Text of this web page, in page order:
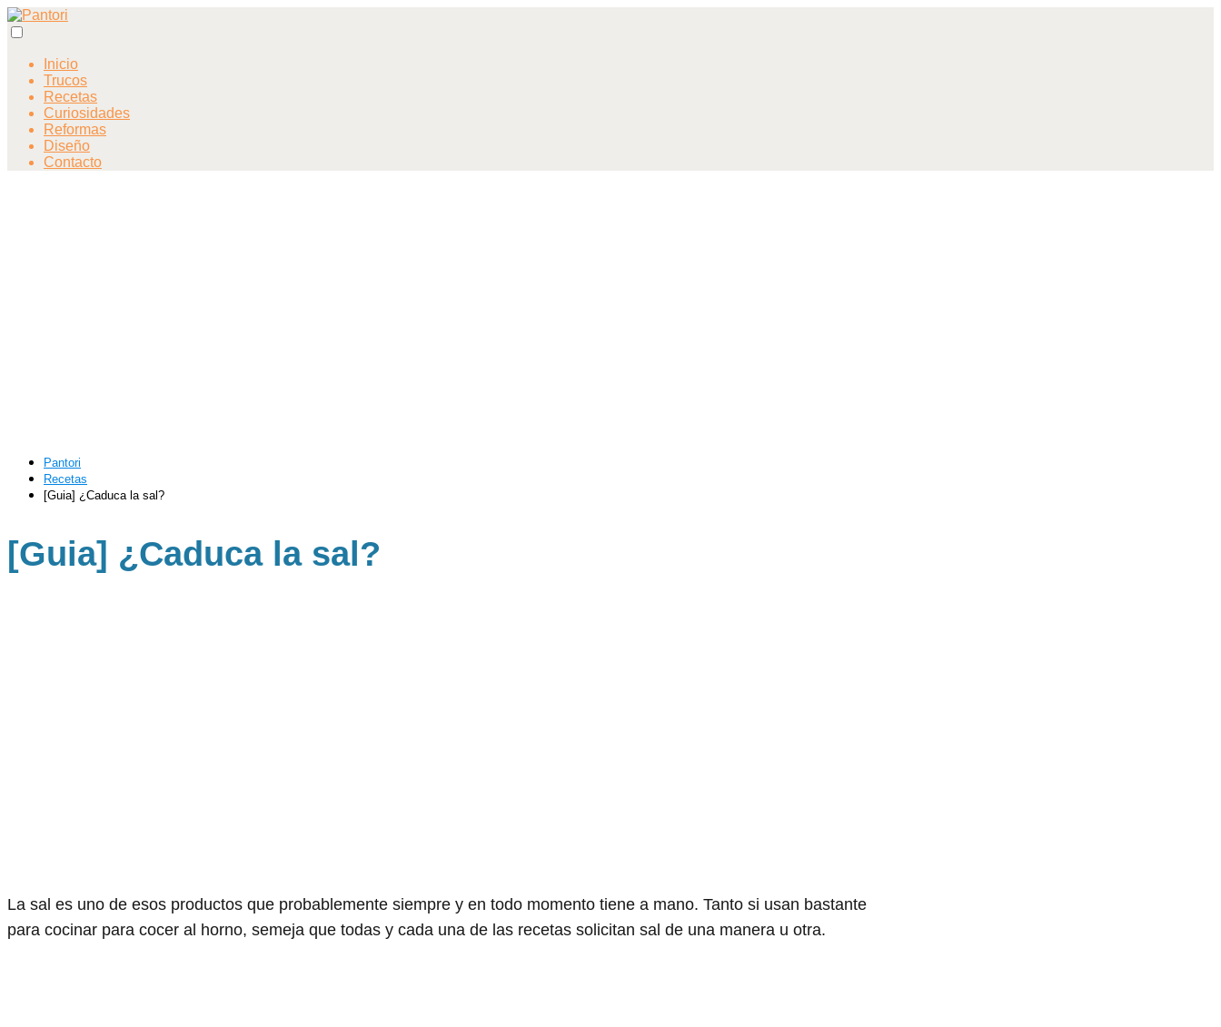
Inicio
Trucos
Recetas
Curiosidades
Reformas
Diseño
Contacto
Pantori
Recetas
[Guia] ¿Caduca la sal?
[Guia] ¿Caduca la sal?
La sal es uno de esos productos que probablemente siempre y en todo momento tiene a mano. Tanto si usan bastante
para cocinar para cocer al horno, semeja que todas y cada una de las recetas solicitan sal de una manera u otra.